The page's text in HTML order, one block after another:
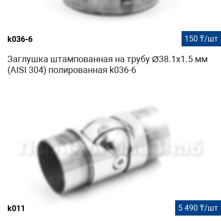
k036-6 150 ₸/шт
Заглушка штампованная на трубу Ø38.1х1.5 мм
(AISI 304) полированная k036-6
k011 5 490 ₸/шт